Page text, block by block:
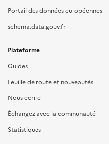
Portail des données européennes
schema.data.gouv.fr
Plateforme
Guides
Feuille de route et nouveautés
Nous écrire
Échangez avec la communauté
Statistiques